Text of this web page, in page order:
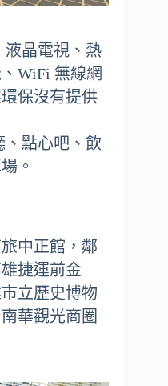
液晶電視、熱
WiFi 無線網
保沒有提供
、點心吧、飲
。
中正館，鄰
捷運前金
立歷史博物
華觀光商圈